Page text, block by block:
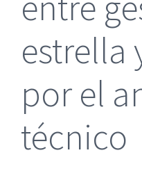
estrella
por el
técnico